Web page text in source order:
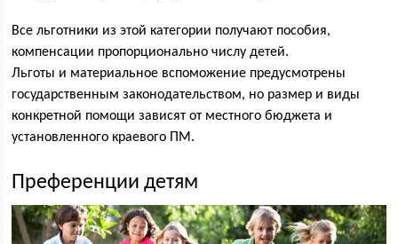
Все льготники из этой категории получают пособия,
компенсации пропорционально числу детей.
Льготы и материальное вспоможение предусмотрены
государственным законодательством, но размер и виды
конкретной помощи зависят от местного бюджета и
установленного краевого ПМ.
Преференции детям